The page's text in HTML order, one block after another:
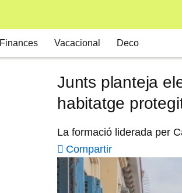
Finances Vacacional Deco
Junts planteja
habitatge
La formació liderada per
Compartir